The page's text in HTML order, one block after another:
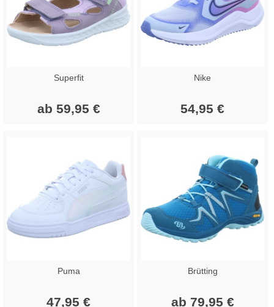
Superfit
ab 59,95 €
Nike
54,95 €
Puma
47,95 €
Brütting
ab 79,95 €